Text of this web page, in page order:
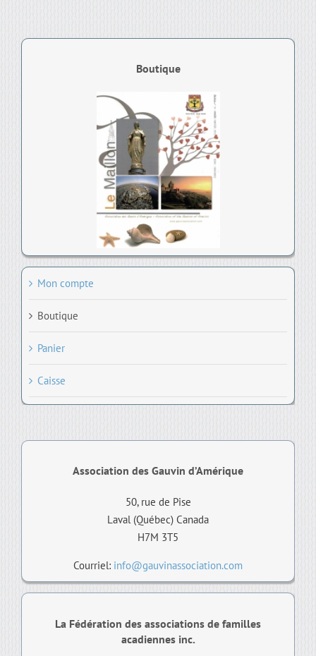
Association des Gauvin d’Amérique
50, rue de Pise
Laval (Québec) Canada
H7M 3T5
Courriel: info@gauvinassociation.com
La Fédération des associations de familles
acadiennes inc.
Boutique
Mon compte
Boutique
Panier
Caisse